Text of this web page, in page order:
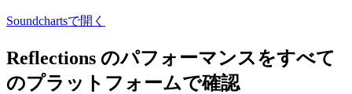
Soundchartsで開く
Reflections のパフォーマンスをすべて
のプラットフォームで確認